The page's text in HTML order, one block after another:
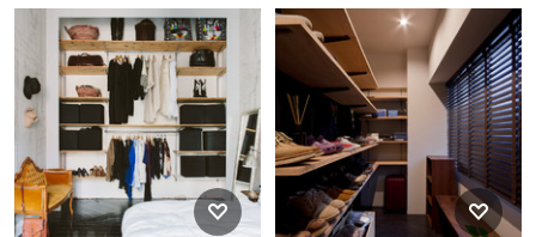
Mittelgroßes Modernes
Ankleidezimmer mit
Ankleidebereich, offenen
Schränken, weißen
Schränken und schwarzem
Boden in Nürnberg
Mittelgroßer Eklektischer
Begehbarer Kleiderschrank
mit flächenbündigen
Schrankfronten, weißen
Schränken und schwarzem
Boden in Sonstige